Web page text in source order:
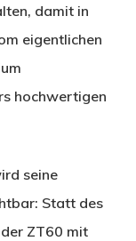
damit in
eigentlichen
hochwertigen
seine
Statt des
ZT60 mit